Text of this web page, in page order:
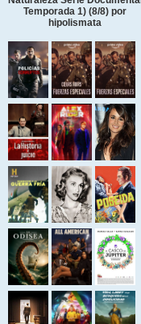
Temporada 1) (8/8) por
hipolismata